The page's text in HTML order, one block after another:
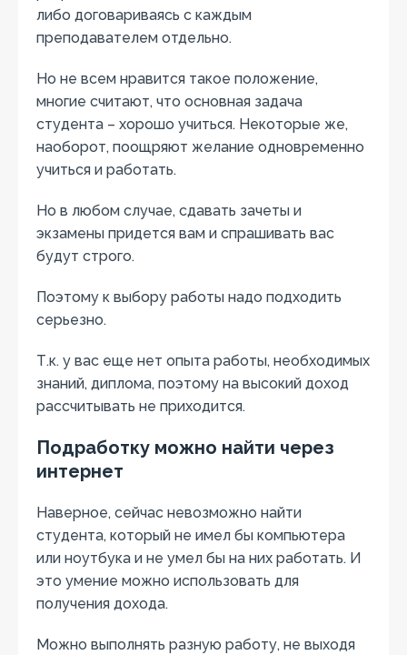
либо договариваясь с каждым
преподавателем отдельно.
Но не всем нравится такое положение,
многие считают, что основная задача
студента – хорошо учиться. Некоторые же,
наоборот, поощряют желание одновременно
учиться и работать.
Но в любом случае, сдавать зачеты и
экзамены придется вам и спрашивать вас
будут строго.
Поэтому к выбору работы надо подходить
серьезно.
Т.к. у вас еще нет опыта работы, необходимых
знаний, диплома, поэтому на высокий доход
рассчитывать не приходится.
Подработку можно найти через
интернет
Наверное, сейчас невозможно найти
студента, который не имел бы компьютера
или ноутбука и не умел бы на них работать. И
это умение можно использовать для
получения дохода.
Можно выполнять разную работу, не выходя